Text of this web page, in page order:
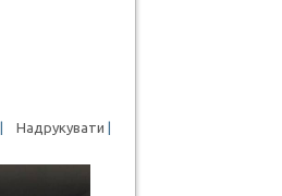
Надрукувати